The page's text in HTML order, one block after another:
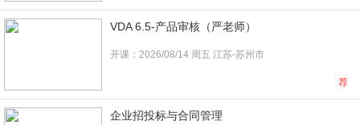
VDA 6.5-产品审核（严老师）
开课：2026/08/14 周五 江苏-苏州市
荐
企业招投标与合同管理